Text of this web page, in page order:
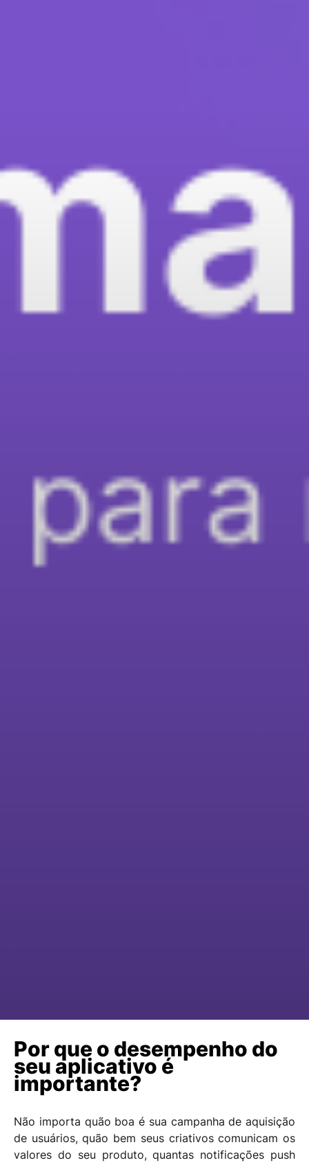
Por que o desempenho do
seu aplicativo é
importante?
Não importa quão boa é sua campanha de aquisição
de usuários, quão bem seus criativos comunicam os
valores do seu produto, quantas notificações push